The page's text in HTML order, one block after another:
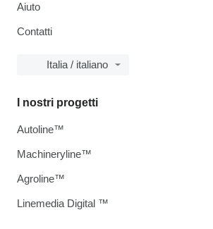
Aiuto
Contatti
Italia / italiano
I nostri progetti
Autoline™
Machineryline™
Agroline™
Linemedia Digital ™